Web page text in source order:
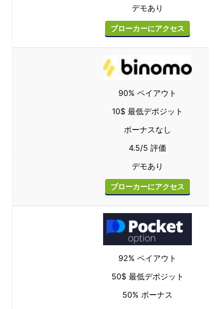
デモあり
ブローカーにアクセス
90% ペイアウト
10$ 最低デポジット
ボーナスなし
4.5/5 評価
デモあり
ブローカーにアクセス
92% ペイアウト
50$ 最低デポジット
50% ボーナス